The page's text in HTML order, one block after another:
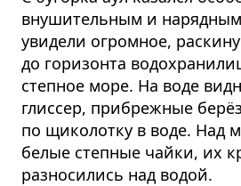
внушительным и
увидели огромное,
до горизонта
степное море. На воде
глиссер, прибрежные
по щиколотку в воде. Над
белые степные чайки, их
разносились над водой.